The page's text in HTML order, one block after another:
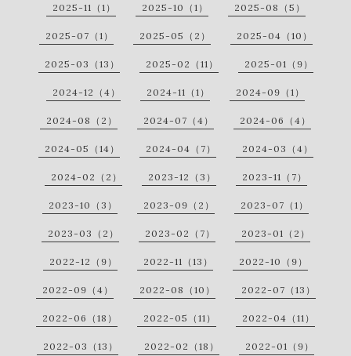
2025-11（1） 2025-10（1） 2025-08（5）
2025-07（1） 2025-05（2） 2025-04（10）
2025-03（13） 2025-02（11） 2025-01（9）
2024-12（4） 2024-11（1） 2024-09（1）
2024-08（2） 2024-07（4） 2024-06（4）
2024-05（14） 2024-04（7） 2024-03（4）
2024-02（2） 2023-12（3） 2023-11（7）
2023-10（3） 2023-09（2） 2023-07（1）
2023-03（2） 2023-02（7） 2023-01（2）
2022-12（9） 2022-11（13） 2022-10（9）
2022-09（4） 2022-08（10） 2022-07（13）
2022-06（18） 2022-05（11） 2022-04（11）
2022-03（13） 2022-02（18） 2022-01（9）